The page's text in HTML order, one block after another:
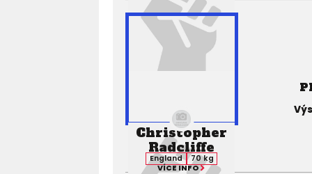
Christopher
Radcliffe
England
70 kg
VÍCE INFO